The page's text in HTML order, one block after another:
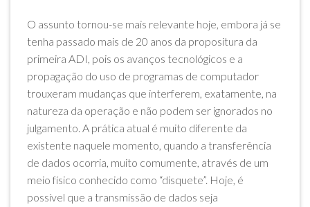
O assunto tornou-se mais relevante hoje, embora já se
tenha passado mais de 20 anos da propositura da
primeira ADI, pois os avanços tecnológicos e a
propagação do uso de programas de computador
trouxeram mudanças que interferem, exatamente, na
natureza da operação e não podem ser ignorados no
julgamento. A prática atual é muito diferente da
existente naquele momento, quando a transferência
de dados ocorria, muito comumente, através de um
meio físico conhecido como “disquete”. Hoje, é
possível que a transmissão de dados seja